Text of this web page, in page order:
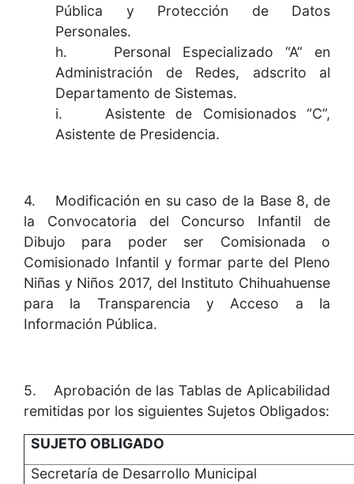
Pública y Protección de Datos
Personales.
h. Personal Especializado “A” en
Administración de Redes, adscrito al
Departamento de Sistemas.
i. Asistente de Comisionados “C”,
Asistente de Presidencia.
4. Modificación en su caso de la Base 8, de
la Convocatoria del Concurso Infantil de
Dibujo para poder ser Comisionada o
Comisionado Infantil y formar parte del Pleno
Niñas y Niños 2017, del Instituto Chihuahuense
para la Transparencia y Acceso a la
Información Pública.
5. Aprobación de las Tablas de Aplicabilidad
remitidas por los siguientes Sujetos Obligados:
SUJETO OBLIGADO
Secretaría de Desarrollo Municipal